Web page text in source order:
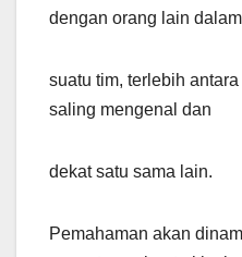
dengan orang lain dalam
suatu tim, terlebih
saling mengenal dan
dekat satu sama lain.
Pemahaman akan